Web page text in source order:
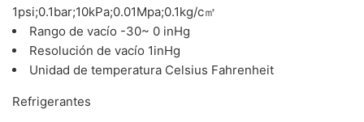
1psi;0.1bar;10kPa;0.01Mpa;0.1kg/c㎡
Rango de vacío -30~ 0 inHg
Resolución de vacío 1inHg
Unidad de temperatura Celsius Fahrenheit
Refrigerantes